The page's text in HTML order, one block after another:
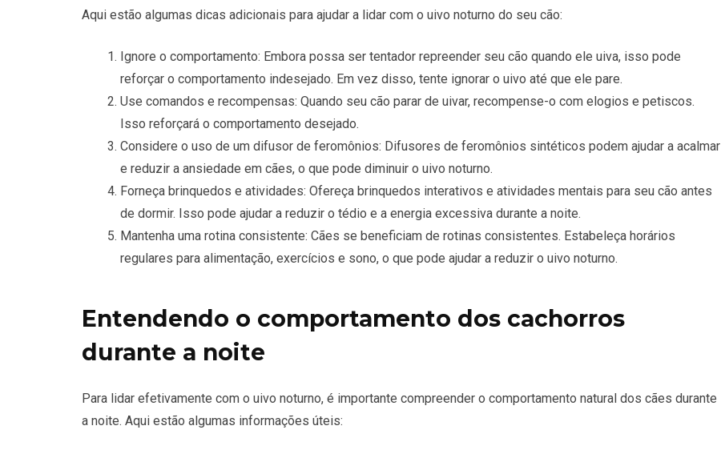
Aqui estão algumas dicas adicionais para ajudar a lidar com o uivo noturno do seu cão:
Ignore o comportamento: Embora possa ser tentador repreender seu cão quando ele uiva, isso pode
reforçar o comportamento indesejado. Em vez disso, tente ignorar o uivo até que ele pare.
Use comandos e recompensas: Quando seu cão parar de uivar, recompense-o com elogios e petiscos.
Isso reforçará o comportamento desejado.
Considere o uso de um difusor de feromônios: Difusores de feromônios sintéticos podem ajudar a acalmar
e reduzir a ansiedade em cães, o que pode diminuir o uivo noturno.
Forneça brinquedos e atividades: Ofereça brinquedos interativos e atividades mentais para seu cão antes
de dormir. Isso pode ajudar a reduzir o tédio e a energia excessiva durante a noite.
Mantenha uma rotina consistente: Cães se beneficiam de rotinas consistentes. Estabeleça horários
regulares para alimentação, exercícios e sono, o que pode ajudar a reduzir o uivo noturno.
Entendendo o comportamento dos cachorros
durante a noite
Para lidar efetivamente com o uivo noturno, é importante compreender o comportamento natural dos cães durante
a noite. Aqui estão algumas informações úteis: